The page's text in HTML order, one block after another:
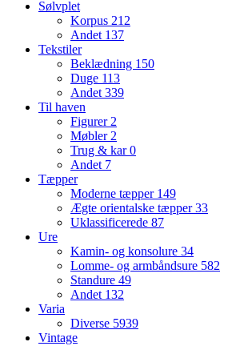
Sølvplet
Korpus 212
Andet 137
Tekstiler
Beklædning 150
Duge 113
Andet339
Til haven
Figurer2
Møbler2
Trug & kar0
Andet 7
Tæpper
Moderne tæpper 149
Ægte orientalske tæpper33
Uklassificerede 87
Ure
Kamin- og konsolure 34
Lomme- og armbåndsure 582
Standure 49
Andet 132
Varia
Diverse 5939
Vintage